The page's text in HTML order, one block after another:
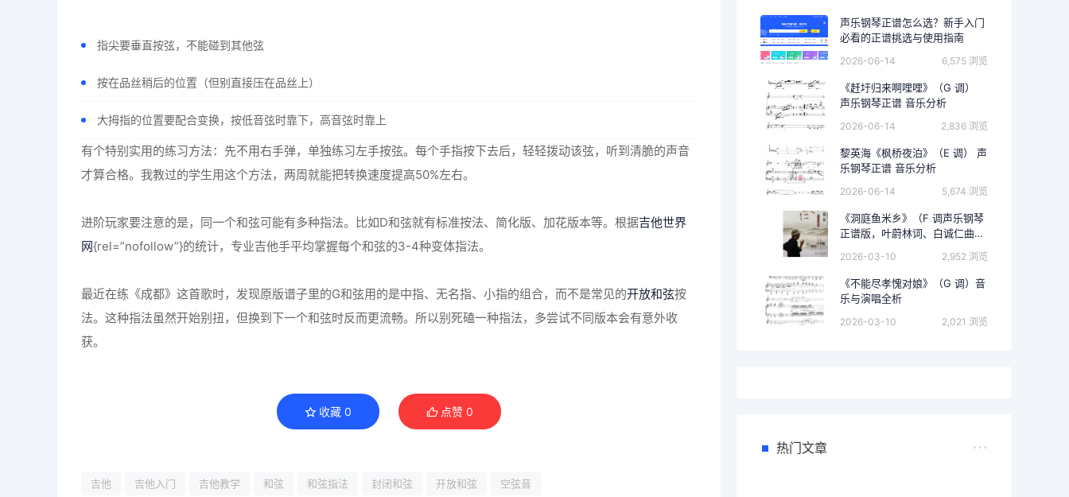
指尖要垂直按弦，不能碰到其他弦
按在品丝稍后的位置（但别直接压在品丝上）
大拇指的位置要配合变换，按低音弦时靠下，高音弦时靠上
有个特别实用的练习方法：先不用右手弹，单独练习左手按弦。每个手指按下去后，轻轻拨动该弦，听到清脆的声音
才算合格。我教过的学生用这个方法，两周就能把转换速度提高50%左右。
进阶玩家要注意的是，同一个和弦可能有多种指法。比如D和弦就有标准按法、简化版、加花版本等。根据吉他世界
网{rel=”nofollow”}的统计，专业吉他手平均掌握每个和弦的3-4种变体指法。
最近在练《成都》这首歌时，发现原版谱子里的G和弦用的是中指、无名指、小指的组合，而不是常见的开放和弦按
法。这种指法虽然开始别扭，但换到下一个和弦时反而更流畅。所以别死磕一种指法，多尝试不同版本会有意外收
获。
收藏 0 点赞 0
吉他 吉他入门 吉他教学 和弦 和弦指法 封闭和弦 开放和弦 空弦音
声乐钢琴正谱怎么选？新手入门
必看的正谱挑选与使用指南
2026-06-14 6,575 浏览
《赶圩归来啊哩哩》（G 调）
声乐钢琴正谱 音乐分析
2026-06-14 2,836 浏览
黎英海《枫桥夜泊》（E 调） 声
乐钢琴正谱 音乐分析
2026-06-14 5,674 浏览
《洞庭鱼米乡》（F 调声乐钢琴
正谱版，叶蔚林词、白诚仁曲）
2026-03-10 2,952 浏览
《不能尽孝愧对娘》（G 调）音
乐与演唱全析
2026-03-10 2,021 浏览
热门文章